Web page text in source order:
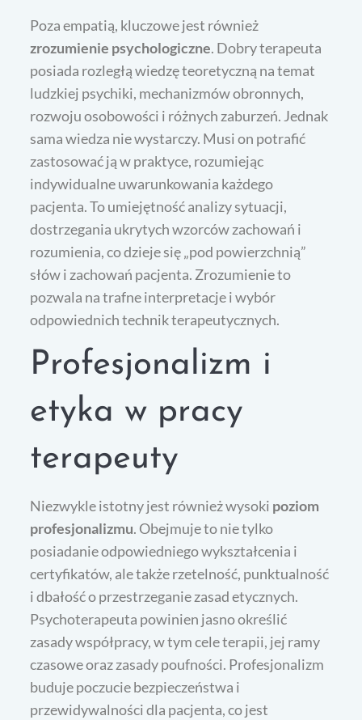
Poza empatią, kluczowe jest również
zrozumienie psychologiczne. Dobry terapeuta
posiada rozległą wiedzę teoretyczną na temat
ludzkiej psychiki, mechanizmów obronnych,
rozwoju osobowości i różnych zaburzeń. Jednak
sama wiedza nie wystarczy. Musi on potrafić
zastosować ją w praktyce, rozumiejąc
indywidualne uwarunkowania każdego
pacjenta. To umiejętność analizy sytuacji,
dostrzegania ukrytych wzorców zachowań i
rozumienia, co dzieje się „pod powierzchnią”
słów i zachowań pacjenta. Zrozumienie to
pozwala na trafne interpretacje i wybór
odpowiednich technik terapeutycznych.
Profesjonalizm i
etyka w pracy
terapeuty
Niezwykle istotny jest również wysoki poziom
profesjonalizmu. Obejmuje to nie tylko
posiadanie odpowiedniego wykształcenia i
certyfikatów, ale także rzetelność, punktualność
i dbałość o przestrzeganie zasad etycznych.
Psychoterapeuta powinien jasno określić
zasady współpracy, w tym cele terapii, jej ramy
czasowe oraz zasady poufności. Profesjonalizm
buduje poczucie bezpieczeństwa i
przewidywalności dla pacjenta, co jest